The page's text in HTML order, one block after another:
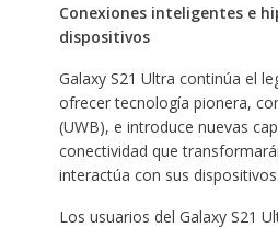
Conexiones inteligentes e
dispositivos
Galaxy S21 Ultra continúa el
ofrecer tecnología pionera,
(UWB), e introduce nuevas
conectividad que
interactúa con sus dispositivos.
Los usuarios del Galaxy S21